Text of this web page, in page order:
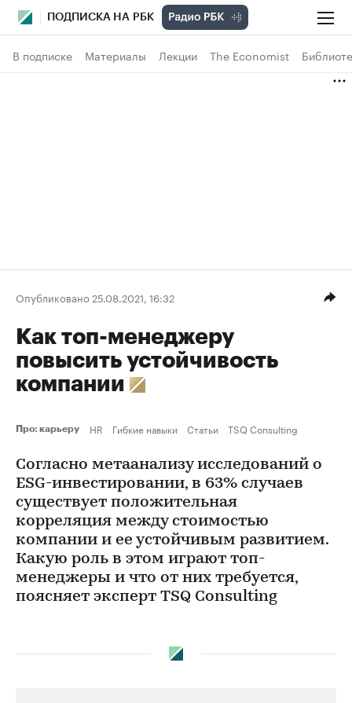
ПОДПИСКА НА РБК
В подписке Материалы Лекции The Economist
Опубликовано 25.08.2021, 16:32
Как топ-менеджеру
повысить устойчивость
компании
Про: карьеру HR Гибкие навыки Статьи TSQ Consulting
Согласно метаанализу исследований о
ESG-инвестировании, в 63% случаев
существует положительная
корреляция между стоимостью
компании и ее устойчивым развитием.
Какую роль в этом играют топ-
менеджеры и что от них требуется,
поясняет эксперт TSQ Consulting